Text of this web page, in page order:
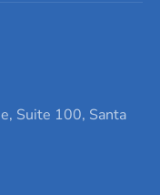
Suite 100, Santa